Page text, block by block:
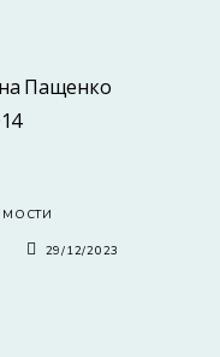
Пащенко
29/12/2023